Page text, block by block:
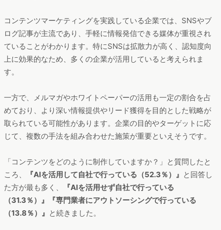
コンテンツマーケティングを実践している企業では、SNSやブ
ログ記事が主流であり、手軽に情報発信できる媒体が重視され
ていることがわかります。特にSNSは拡散力が高く、認知度向
上に効果的なため、多くの企業が活用していると考えられま
す。
一方で、メルマガやホワイトペーパーの活用も一定の割合を占
めており、より深い情報提供やリード獲得を目的とした戦略が
取られている可能性があります。企業の目的やターゲットに応
じて、複数の手法を組み合わせた施策が重要といえそうです。
「コンテンツをどのように制作していますか？」と質問したと
ころ、
『AIを活用して自社で行っている（52.3％）』 と回答し
た方が最も多く、
『AIを活用せず自社で行っている
（31.3％）』『専門業者にアウトソーシングで行っている
（13.8％）』 と続きました。